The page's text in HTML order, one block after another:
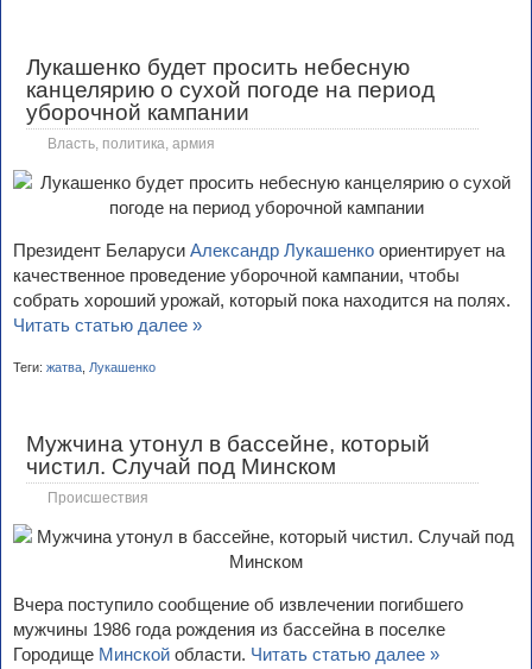
Лукашенко будет просить небесную
канцелярию о сухой погоде на период
уборочной кампании
Власть, политика, армия
Президент Беларуси Александр Лукашенко ориентирует на
качественное проведение уборочной кампании, чтобы
собрать хороший урожай, который пока находится на полях.
Читать статью далее »
Теги: жатва Лукашенко
Мужчина утонул в бассейне, который
чистил. Случай под Минском
Происшествия
Вчера поступило сообщение об извлечении погибшего
мужчины 1986 года рождения из бассейна в поселке
Городище Минской области. Читать статью далее »